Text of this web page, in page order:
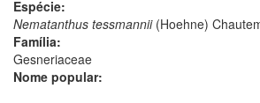
Espécie:
Nematanthus tessmannii(Hoehne)
Família:
Gesneriaceae
Nome popular: